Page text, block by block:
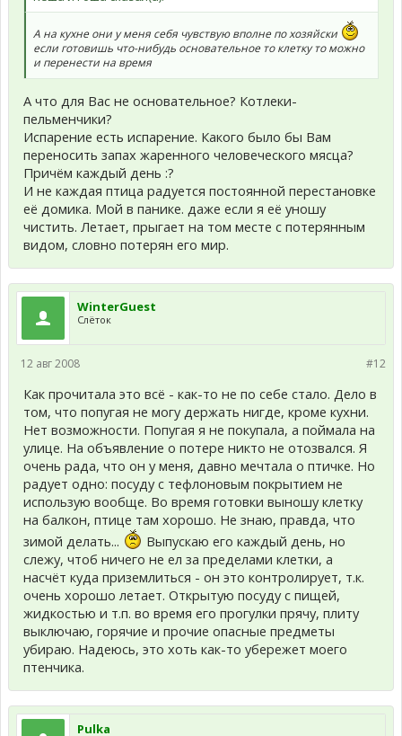
А на кухне они у меня себя чувствую вполне по хозяйски
если готовишь что-нибудь основательное то клетку то можно
и перенести на время
А что для Вас не основательное? Котлеки-
пельменчики?
Испарение есть испарение. Какого было бы Вам
переносить запах жаренного человеческого мясца?
Причём каждый день :?
И не каждая птица радуется постоянной перестановке
её домика. Мой в панике. даже если я её уношу
чистить. Летает, прыгает на том месте с потерянным
видом, словно потерян его мир.
WinterGuest
Слёток
#12
12 авг 2008
Как прочитала это всё - как-то не по себе стало. Дело в
том, что попугая не могу держать нигде, кроме кухни.
Нет возможности. Попугая я не покупала, а поймала на
улице. На объявление о потере никто не отозвался. Я
очень рада, что он у меня, давно мечтала о птичке. Но
радует одно: посуду с тефлоновым покрытием не
использую вообще. Во время готовки выношу клетку
на балкон, птице там хорошо. Не знаю, правда, что
зимой делать...
Выпускаю его каждый день, но
слежу, чтоб ничего не ел за пределами клетки, а
насчёт куда приземлиться - он это контролирует, т.к.
очень хорошо летает. Открытую посуду с пищей,
жидкостью и т.п. во время его прогулки прячу, плиту
выключаю, горячие и прочие опасные предметы
убираю. Надеюсь, это хоть как-то убережет моего
птенчика.
Pulka